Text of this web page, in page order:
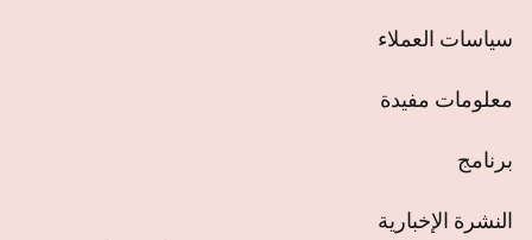
سياسات العملاء
معلومات مفيدة
برنامج
النشرة الإخبارية